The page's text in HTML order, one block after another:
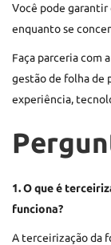
Você pode
enquanto se
Faça parceria com
gestão de folha de
experiência,
1. O que é
funciona?
A terceirização da